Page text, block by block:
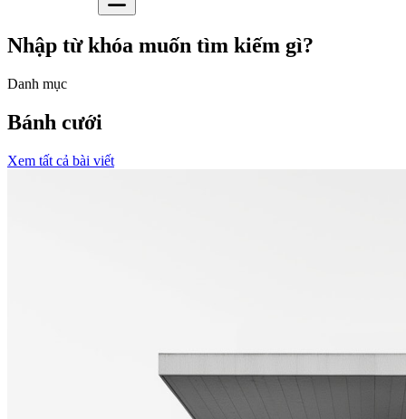
Nhập từ khóa muốn tìm kiếm gì?
Danh mục
Bánh cưới
Xem tất cả bài viết